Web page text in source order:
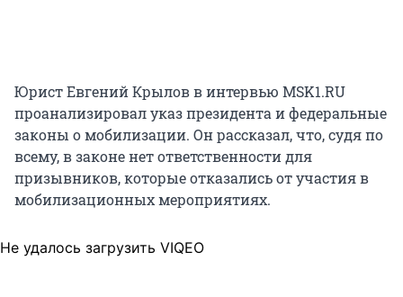
Юрист Евгений Крылов в интервью MSK1.RU
проанализировал указ президента и федеральные
законы о мобилизации. Он рассказал, что, судя по
всему, в законе нет ответственности для
призывников, которые отказались от участия в
мобилизационных мероприятиях.
Не удалось загрузить VIQEO